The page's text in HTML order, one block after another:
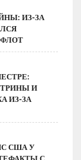
ИЗ-ЗА
И
ИЗ-ЗА
США У